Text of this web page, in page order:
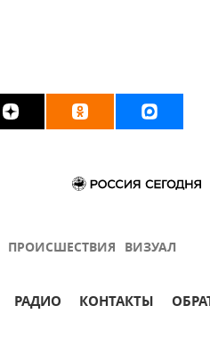
ПРОИСШЕСТВИЯ ВИЗУАЛ
РАДИО КОНТАКТЫ